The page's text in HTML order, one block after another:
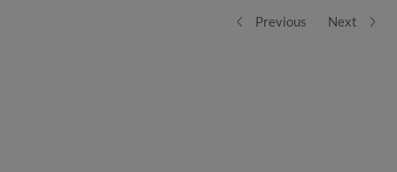
Previous Next